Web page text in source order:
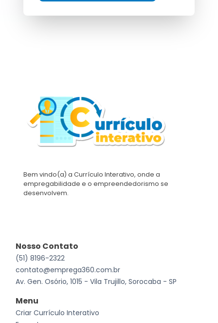
Bem vindo(a) a Currículo Interativo, onde a
empregabilidade e o empreendedorismo se
desenvolvem.
Nosso Contato
(51) 8196-2322
contato@emprega360.com.br
Av. Gen. Osório, 1015 - Vila Trujillo, Sorocaba - SP
Menu
Criar Currículo Interativo